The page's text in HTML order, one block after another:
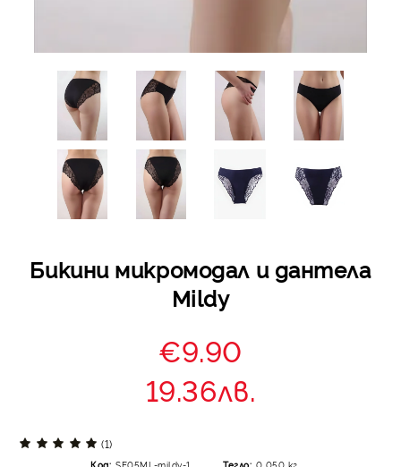
Бикини микромодал и дантела
Mildy
€9.90
19.36лв.
(1)